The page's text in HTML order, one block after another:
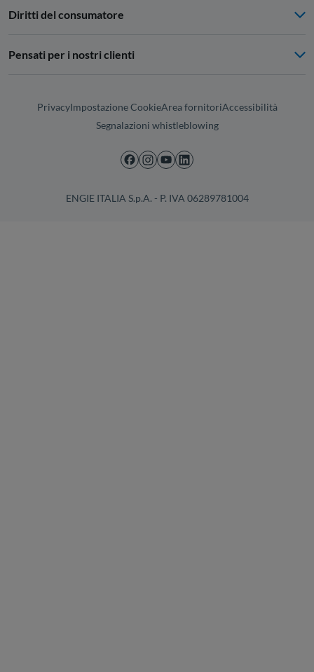
Diritti del consumatore
Pensati per i nostri clienti
PrivacyImpostazione CookieArea fornitoriAccessibilità
Segnalazioni whistleblowing
ENGIE ITALIA S.p.A. - P. IVA 06289781004